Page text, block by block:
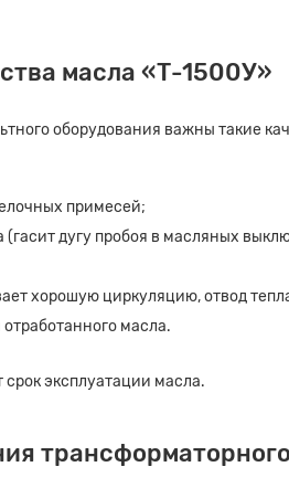
масла «Т-1500У»
оборудования важны такие
примесей;
(гасит дугу пробоя в масляных
хорошую циркуляцию, отвод
масла.
эксплуатации масла.